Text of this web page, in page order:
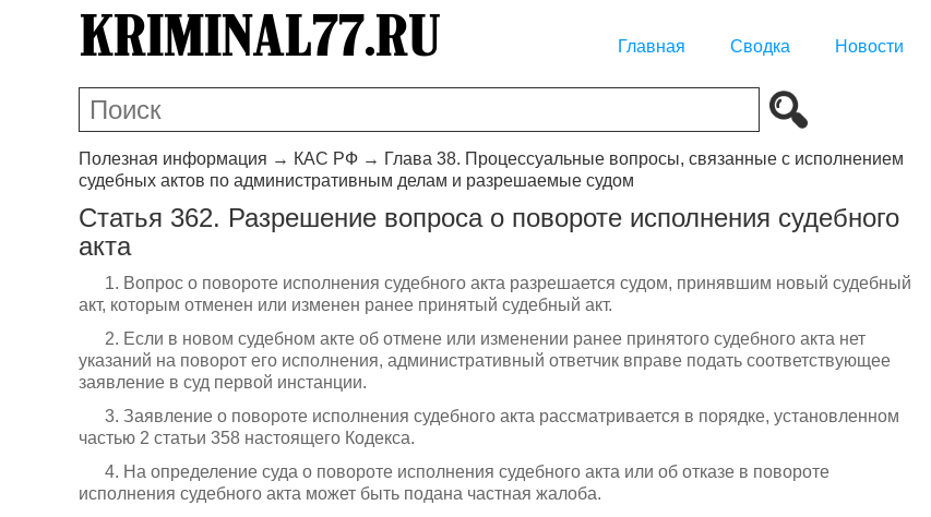
Главная Сводка Новости
Полезная информация → КАС РФ → Глава 38. Процессуальные вопросы, связанные с исполнением
судебных актов по административным делам и разрешаемые судом
Статья 362. Разрешение вопроса о повороте исполнения судебного
акта
1. Вопрос о повороте исполнения судебного акта разрешается судом, принявшим новый судебный
акт, которым отменен или изменен ранее принятый судебный акт.
2. Если в новом судебном акте об отмене или изменении ранее принятого судебного акта нет
указаний на поворот его исполнения, административный ответчик вправе подать соответствующее
заявление в суд первой инстанции.
3. Заявление о повороте исполнения судебного акта рассматривается в порядке, установленном
частью 2 статьи 358 настоящего Кодекса.
4. На определение суда о повороте исполнения судебного акта или об отказе в повороте
исполнения судебного акта может быть подана частная жалоба.